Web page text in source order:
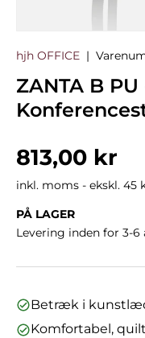
hjh OFFICE |
ZANTA B
Normalpris
813,00 kr
inkl. moms - ekskl. 45
PÅ LAGER
Levering inden for 3-6
Betræk i
Komfortabel,